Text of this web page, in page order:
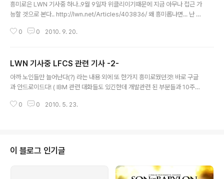
흥미로은 LWN 기사중 하나..9월 9일자 위클리이기때문에 지금 아무나 접근 가
능할 것으로 본다.. http://lwn.net/Articles/403836/ 왜 흥미롭냐면... 난 사
다.. 아니면 뭐...완벽한 셈이거나 ( 하지만 완벽한것 없다라는 주의이므로, 관심
듯.... ㅎㅎㅎ Subsystem Patches Pct (mainline)(stable) fs/ext4 216
90 42% fs/btrfs 155 42 27% drivers/usb 1003 112 11% arc..
0 0 2010. 9. 20.
LWN 기사중 LFCS 관련 기사 -2-
아까 노인들만 늘어난다(?) 라는 내용 외에 또 한가지 흥미로웠던것! 바로 구글
과 안드로이드다! ( IBM 관련 대화들도 있긴한데 개발관련 된 부분들과 10주년
ource Program Manager ) 의 대화가 있는데, 한동안 구글은 오픈소스 개
비난아닌, 상을 받아야 한다고 주장했었다고 한다. (뭐 code.google 에 있는
3만개 이상의 코드들이라든가, 지들이 내는 패치 뭐 기타 등..
0 0 2010. 5. 23.
이 블로그 인기글